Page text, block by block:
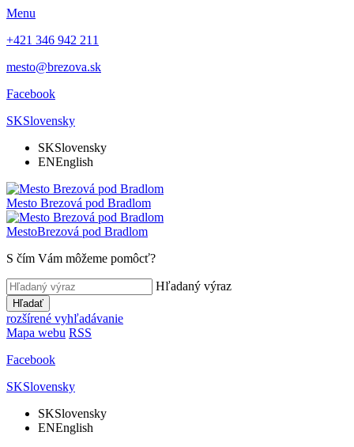
Menu
+421 346 942 211
mesto@brezova.sk
Facebook
SKSlovensky
SKSlovensky
ENEnglish
Mesto Brezová pod Bradlom
MestoBrezová pod Bradlom
S čím Vám môžeme pomôcť?
Hľadaný výraz
Hľadať
rozšírené vyhľadávanie
Mapa webu RSS
Facebook
SKSlovensky
SKSlovensky
ENEnglish